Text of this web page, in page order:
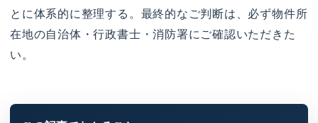
とに体系的に整理する。最終的なご判断は、必ず物件所
在地の自治体・行政書士・消防署にご確認いただきた
い。